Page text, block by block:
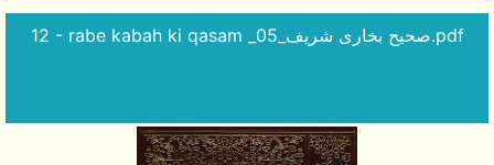
12 - rabe kabah ki qasam _صحیح بخاری شریف_05.pdf